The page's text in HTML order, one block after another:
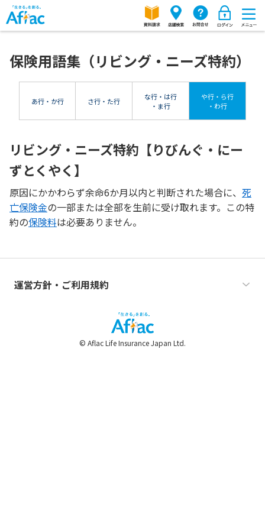
保険用語集（リビング・ニーズ特約）
あ行・か行 さ行・た行
な行・は行
・ま行
や行・ら行
・わ行
リビング・ニーズ特約【りびんぐ・にー
ずとくやく】
原因にかかわらず余命6か月以内と判断された場合に、 死
亡保険金の一部または全部を生前に受け取れます。この特
約の保険料は必要ありません。
運営方針・ご利用規約
© Aflac Life Insurance Japan Ltd.